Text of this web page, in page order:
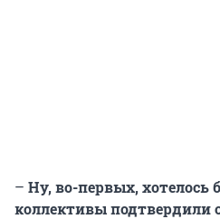
– Ну, во-первых, хотелось
коллективы подтвердили